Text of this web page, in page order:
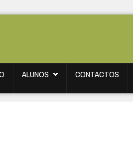
ALUNOS CONTACTOS